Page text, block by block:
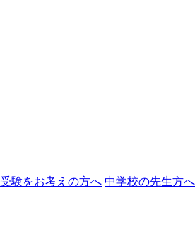
受験をお考えの方へ 中学校の先生方へ